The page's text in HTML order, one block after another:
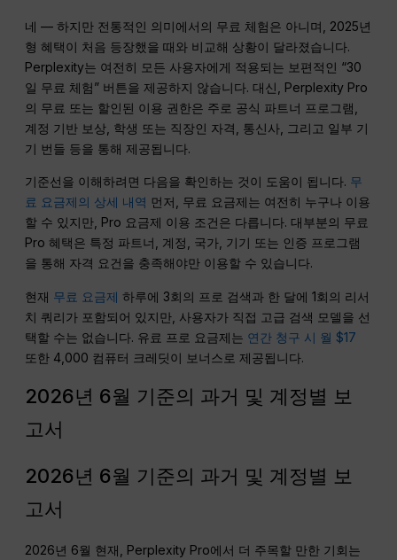
네 — 하지만 전통적인 의미에서의 무료 체험은 아니며, 2025년
형 혜택이 처음 등장했을 때와 비교해 상황이 달라졌습니다.
Perplexity는 여전히 모든 사용자에게 적용되는 보편적인 “30
일 무료 체험” 버튼을 제공하지 않습니다. 대신, Perplexity Pro
의 무료 또는 할인된 이용 권한은 주로 공식 파트너 프로그램,
계정 기반 보상, 학생 또는 직장인 자격, 통신사, 그리고 일부 기
기 번들 등을 통해 제공됩니다.
기준선을 이해하려면 다음을 확인하는 것이 도움이 됩니다. 무
료 요금제의 상세 내역 먼저, 무료 요금제는 여전히 누구나 이용
할 수 있지만, Pro 요금제 이용 조건은 다릅니다. 대부분의 무료
Pro 혜택은 특정 파트너, 계정, 국가, 기기 또는 인증 프로그램
을 통해 자격 요건을 충족해야만 이용할 수 있습니다.
현재 무료 요금제 하루에 3회의 프로 검색과 한 달에 1회의 리서
치 쿼리가 포함되어 있지만, 사용자가 직접 고급 검색 모델을 선
택할 수는 없습니다. 유료 프로 요금제는 연간 청구 시 월 $17
또한 4,000 컴퓨터 크레딧이 보너스로 제공됩니다.
2026년 6월 기준의 과거 및 계정별 보
고서
2026년 6월 기준의 과거 및 계정별 보
고서
2026년 6월 현재, Perplexity Pro에서 더 주목할 만한 기회는